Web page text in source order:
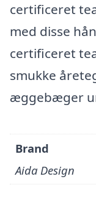
certificeret
med disse
certificeret
smukke
æggebæger
Brand
Aida Design